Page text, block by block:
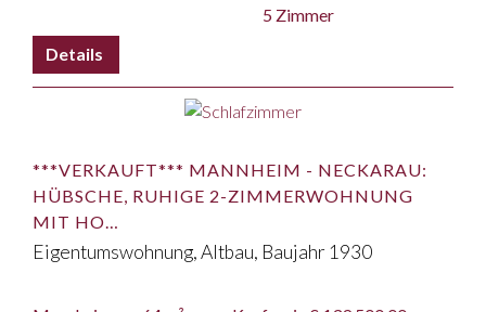
5 Zimmer
***VERKAUFT*** MANNHEIM - NECKARAU:
HÜBSCHE, RUHIGE 2-ZIMMERWOHNUNG
MIT HO…
Eigentumswohnung, Altbau, Baujahr 1930